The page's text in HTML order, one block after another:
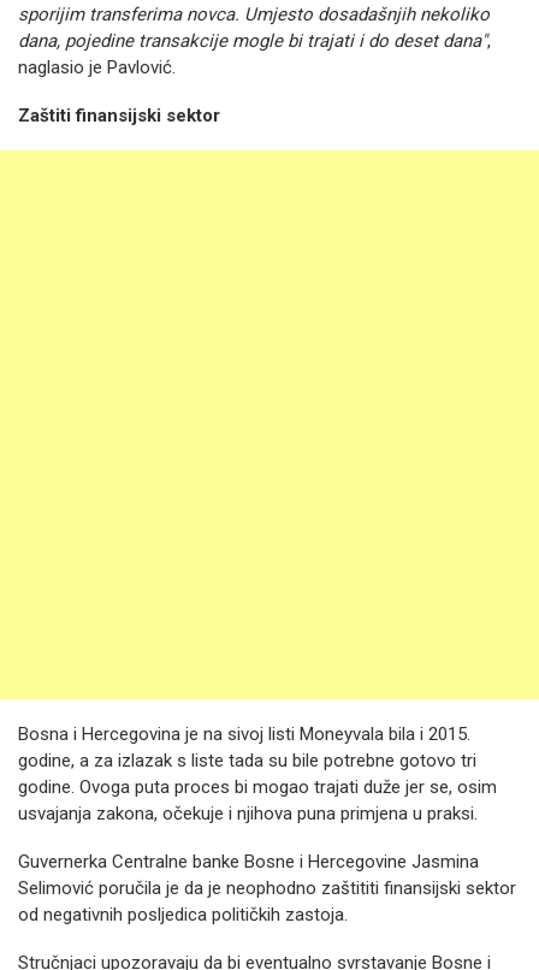
sporijim transferima novca. Umjesto dosadašnjih nekoliko
dana, pojedine transakcije mogle bi trajati i do deset dana",
naglasio je Pavlović.
Zaštiti finansijski sektor
Bosna i Hercegovina je na sivoj listi Moneyvala bila i 2015.
godine, a za izlazak s liste tada su bile potrebne gotovo tri
godine. Ovoga puta proces bi mogao trajati duže jer se, osim
usvajanja zakona, očekuje i njihova puna primjena u praksi.
Guvernerka Centralne banke Bosne i Hercegovine Jasmina
Selimović poručila je da je neophodno zaštititi finansijski sektor
od negativnih posljedica političkih zastoja.
Stručnjaci upozoravaju da bi eventualno svrstavanje Bosne i